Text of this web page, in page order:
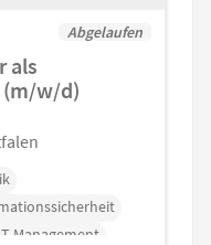
Abgelaufen
als
(m/w/d)
Management